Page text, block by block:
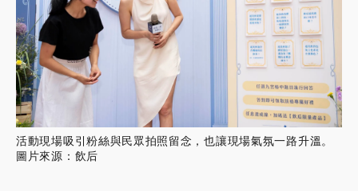
活動現場吸引粉絲與民眾拍照留念，也讓現場氣氛一路升溫。
圖片來源：飲后